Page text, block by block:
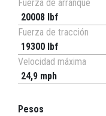
Fuerza de arranque
20008 lbf
Fuerza de tracción
19300 lbf
Velocidad máxima
24,9 mph
Pesos